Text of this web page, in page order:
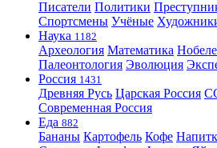
Писатели Политики
Спортсмены Учёные
Наука 1182
Археология Математика
Палеонтология Эволюция
Россия 1431
Древняя Русь Царская Россия
Современная Россия
Еда 882
Бананы Картофель Кофе